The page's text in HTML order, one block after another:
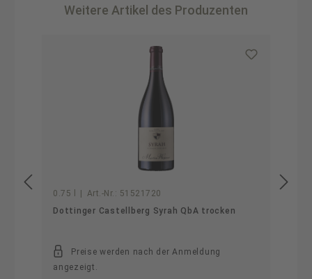
Weitere Artikel des Produzenten
0.75 l Art.-Nr.: 51521720
Dottinger Castellberg Syrah QbA trocken
Preise werden nach der Anmeldung
angezeigt.